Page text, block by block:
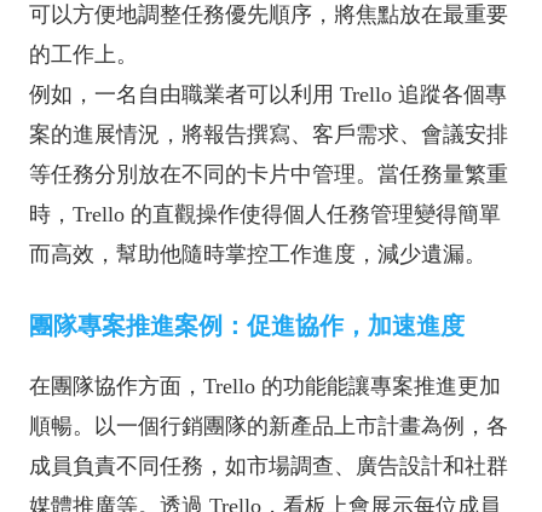
可以方便地調整任務優先順序，將焦點放在最重要
的工作上。
例如，一名自由職業者可以利用 Trello 追蹤各個專
案的進展情況，將報告撰寫、客戶需求、會議安排
等任務分別放在不同的卡片中管理。當任務量繁重
時，Trello 的直觀操作使得個人任務管理變得簡單
而高效，幫助他隨時掌控工作進度，減少遺漏。
團隊專案推進案例：促進協作，加速進度
在團隊協作方面，Trello 的功能能讓專案推進更加
順暢。以一個行銷團隊的新產品上市計畫為例，各
成員負責不同任務，如市場調查、廣告設計和社群
媒體推廣等。透過 Trello，看板上會展示每位成員